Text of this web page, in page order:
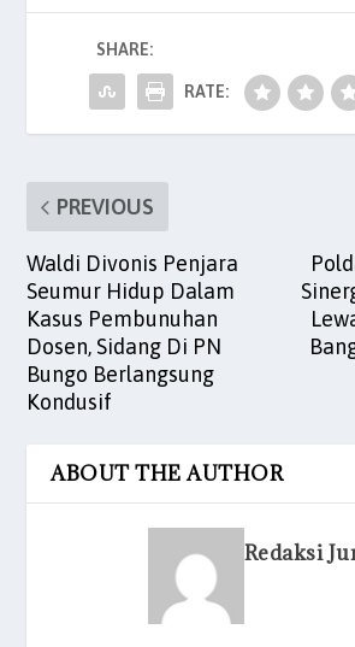
b
o
o
k
A
p
p
dI
n
t
SHARE:
RATE:
PREVIOUS
Waldi Divonis Penjara
Seumur Hidup Dalam
Kasus Pembunuhan
Dosen, Sidang Di PN
Bungo Berlangsung
Kondusif
ABOUT THE AUTHOR
Redaksi